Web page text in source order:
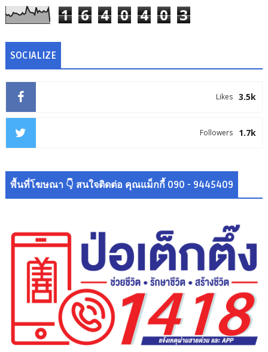
1 6 4 0 4 0 3
SOCIALIZE
3.5k
Likes
1.7k
Followers
พื้นที่โฆษณา 👇 สนใจติดต่อ คุณแม็กกี้ 090 - 9445409